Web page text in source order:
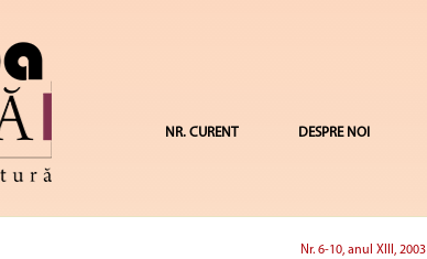
NR. CURENT DESPRE NOI
Nr. 6-10, anul XIII, 2003